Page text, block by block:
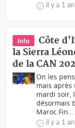
il y a 1 an
Info
Côte
la Sierra
de la CAN
On les
mais après
mardi soir,
désormais
Maroc.Fin...
il y a 1 an